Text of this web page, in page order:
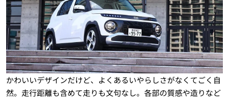
かわいいデザインだけど、よくあるいやらしさがなくてごく自
然。走行距離も含めて走りも文句なし。各部の質感や造りなど